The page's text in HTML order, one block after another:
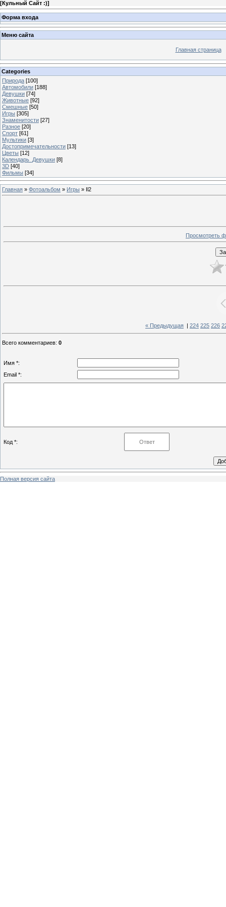
[Кульный Сайт :)]
Форма входа
Меню сайта
Главная страница
Categories
Природа [100]
Автомобили [188]
Девушки [74]
Животные [92]
Смешные [50]
Игры [305]
Знаменитости [27]
Разное [20]
Спорт [61]
Мультики [3]
Достопримечательности [13]
Цветы [12]
Календарь_Девушки [8]
3D [40]
Фильмы [34]
Главная » Фотоальбом » Игры » Il2
Просмотреть
« Предыдущая 224 225 226
Всего комментариев: 0
Имя *:
Email *:
Код *:
Полная версия сайта